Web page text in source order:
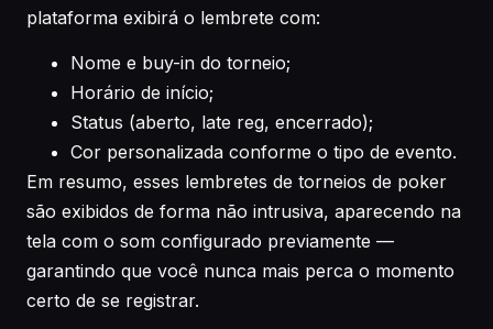
plataforma exibirá o lembrete com:
Nome e buy-in do torneio;
Horário de início;
Status (aberto, late reg, encerrado);
Cor personalizada conforme o tipo de evento.
Em resumo, esses lembretes de torneios de poker
são exibidos de forma não intrusiva, aparecendo na
tela com o som configurado previamente —
garantindo que você nunca mais perca o momento
certo de se registrar.